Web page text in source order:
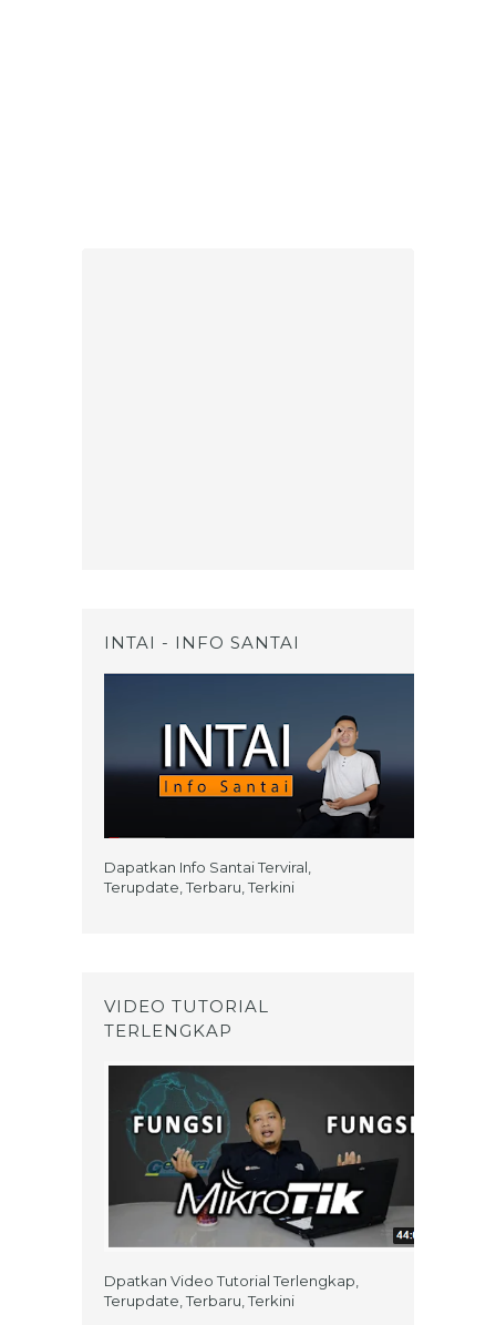
INTAI - INFO SANTAI
Dapatkan Info Santai Terviral,
Terupdate, Terbaru, Terkini
VIDEO TUTORIAL
TERLENGKAP
Dpatkan Video Tutorial Terlengkap,
Terupdate, Terbaru, Terkini